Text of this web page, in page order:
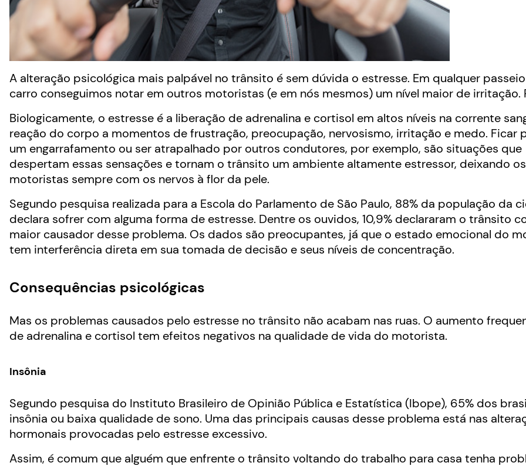
A alteração psicológica mais palpável no trânsito é sem dúvida o estresse. Em qualquer
carro conseguimos notar em outros motoristas (e em nós mesmos) um nível maior de irritação.
Biologicamente, o estresse é a liberação de adrenalina e cortisol em altos níveis na corrente
reação do corpo a momentos de frustração, preocupação, nervosismo, irritação e medo. Ficar
um engarrafamento ou ser atrapalhado por outros condutores, por exemplo, são situações que
despertam essas sensações e tornam o trânsito um ambiente altamente estressor, deixando os
motoristas sempre com os nervos à flor da pele.
Segundo pesquisa realizada para a Escola do Parlamento de São Paulo, 88% da população da
declara sofrer com alguma forma de estresse. Dentre os ouvidos, 10,9% declararam o trânsito
maior causador desse problema. Os dados são preocupantes, já que o estado emocional do
tem interferência direta em sua tomada de decisão e seus níveis de concentração.
Consequências psicológicas
Mas os problemas causados pelo estresse no trânsito não acabam nas ruas. O aumento
de adrenalina e cortisol tem efeitos negativos na qualidade de vida do motorista.
Insônia
Segundo pesquisa do Instituto Brasileiro de Opinião Pública e Estatística (Ibope), 65% dos
insônia ou baixa qualidade de sono. Uma das principais causas desse problema está nas
hormonais provocadas pelo estresse excessivo.
Assim, é comum que alguém que enfrente o trânsito voltando do trabalho para casa tenha